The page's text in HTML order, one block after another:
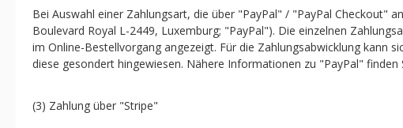
Bei Auswahl einer Zahlungsart, die über "PayPal" / "PayPal Checkout"
Boulevard Royal L-2449, Luxemburg; "PayPal"). Die einzelnen
im Online-Bestellvorgang angezeigt. Für die Zahlungsabwicklung kann
diese gesondert hingewiesen. Nähere Informationen zu "PayPal" finden
(3) Zahlung über "Stripe"